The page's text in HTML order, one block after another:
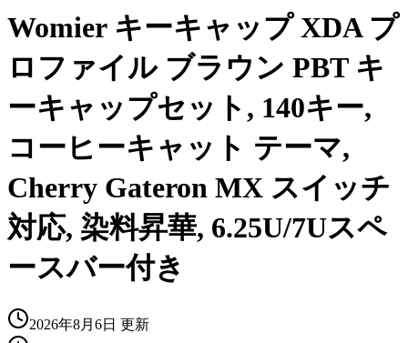
Womier キーキャップ XDA プ
ロファイル ブラウン PBT キ
ーキャップセット, 140キー,
コーヒーキャット テーマ,
Cherry Gateron MX スイッチ
対応, 染料昇華, 6.25U/7Uスペ
ースバー付き
2026年8月6日 更新